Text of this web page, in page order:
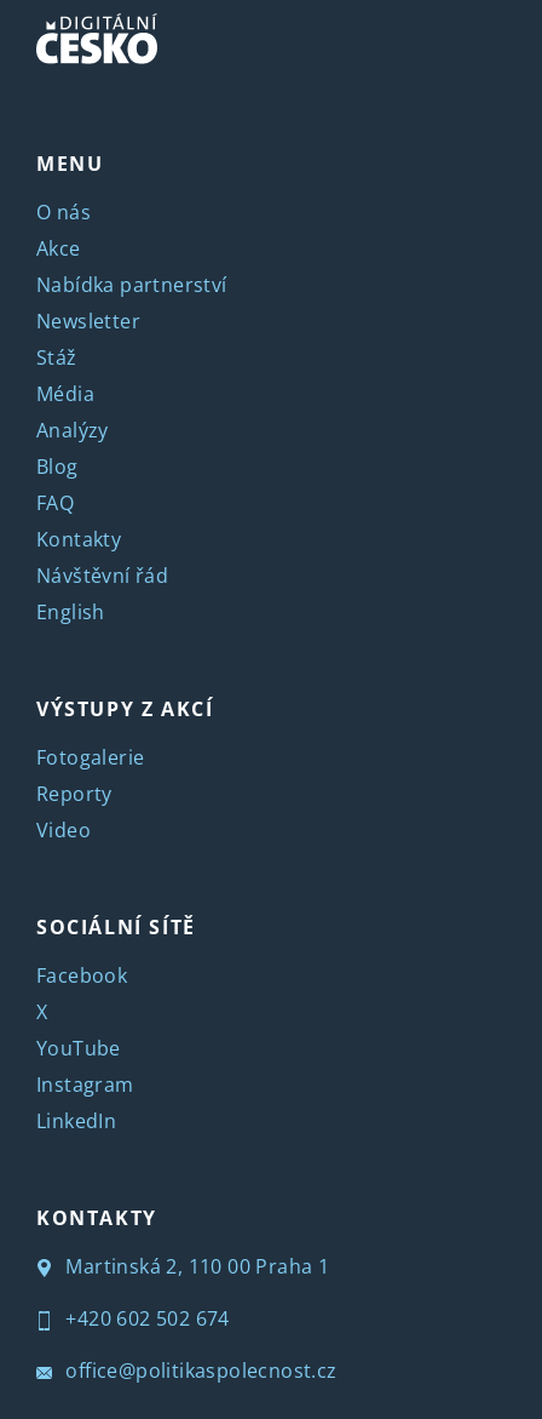
MENU
O nás
Akce
Nabídka partnerství
Newsletter
Stáž
Média
Analýzy
Blog
FAQ
Kontakty
Návštěvní řád
English
VÝSTUPY Z AKCÍ
Fotogalerie
Reporty
Video
SOCIÁLNÍ SÍTĚ
Facebook
X
YouTube
Instagram
LinkedIn
KONTAKTY
Martinská 2, 110 00 Praha 1
+420 602 502 674
office@politikaspolecnost.cz